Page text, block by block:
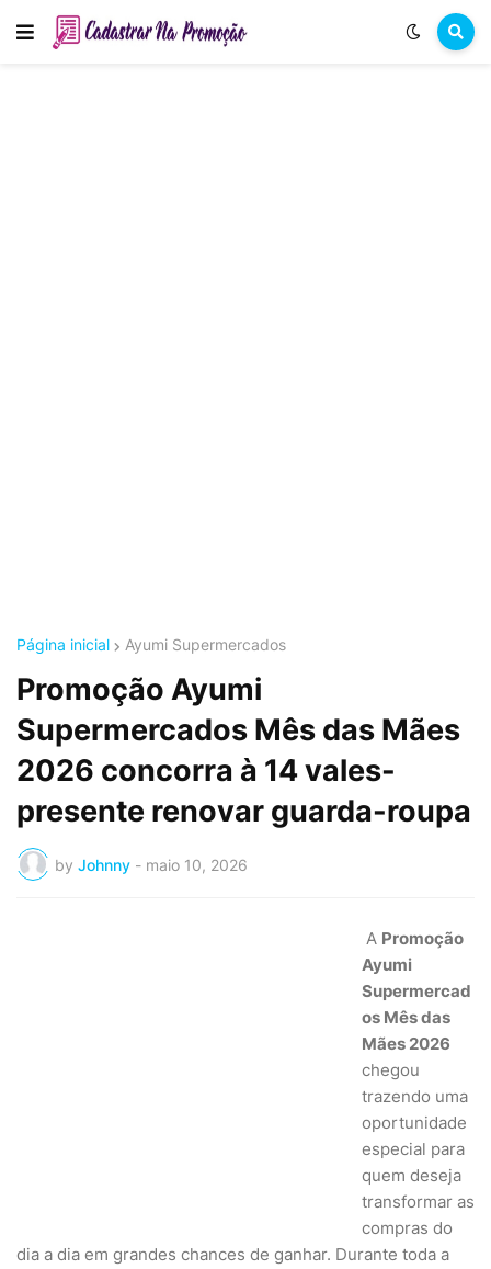
Página inicial Ayumi Supermercados
Promoção Ayumi
Supermercados Mês das Mães
2026 concorra à 14 vales-
presente renovar guarda-roupa
by Johnny - maio 10, 2026
A Promoção
Ayumi
Supermercad
os Mês das
Mães 2026
chegou
trazendo uma
oportunidade
especial para
quem deseja
transformar as
compras do
dia a dia em grandes chances de ganhar. Durante toda a